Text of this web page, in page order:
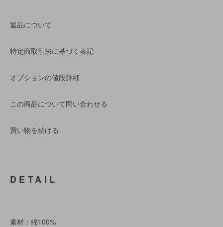
返品について
特定商取引法に基づく表記
オプションの値段詳細
この商品について問い合わせる
買い物を続ける
DETAIL
素材：綿100%